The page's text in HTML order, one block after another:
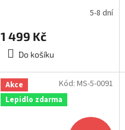
5-8 dní
1 499 Kč
Do košíku
Akce
Lepidlo zdarma
Kód:MS-5-0091